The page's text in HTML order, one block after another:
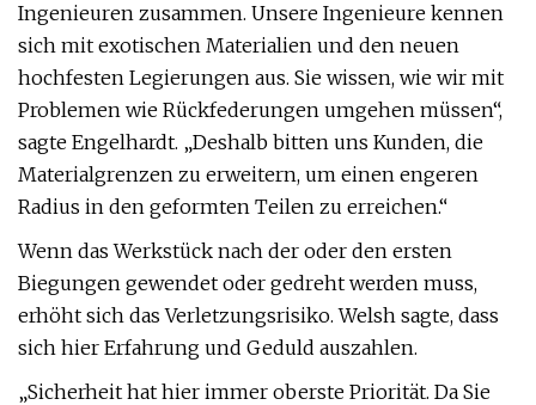
Ingenieuren zusammen. Unsere Ingenieure kennen
sich mit exotischen Materialien und den neuen
hochfesten Legierungen aus. Sie wissen, wie wir mit
Problemen wie Rückfederungen umgehen müssen“,
sagte Engelhardt. „Deshalb bitten uns Kunden, die
Materialgrenzen zu erweitern, um einen engeren
Radius in den geformten Teilen zu erreichen.“
Wenn das Werkstück nach der oder den ersten
Biegungen gewendet oder gedreht werden muss,
erhöht sich das Verletzungsrisiko. Welsh sagte, dass
sich hier Erfahrung und Geduld auszahlen.
„Sicherheit hat hier immer oberste Priorität. Da Sie